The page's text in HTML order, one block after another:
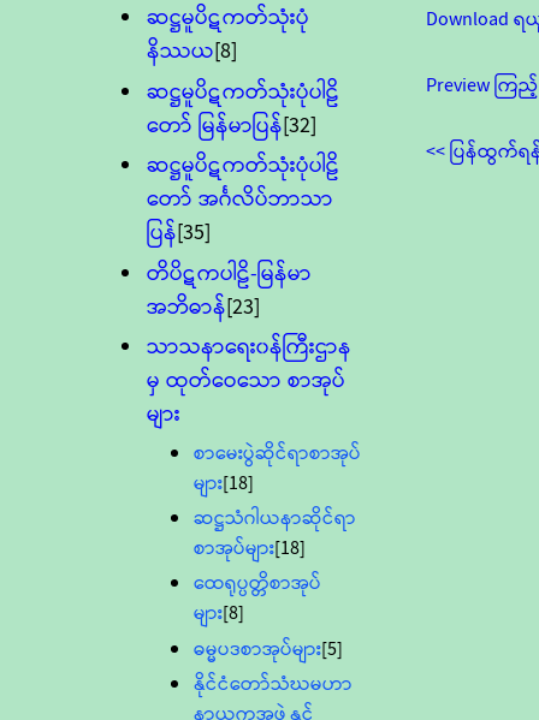
ဆဋ္ဌမူပိဋကတ်သုံးပုံ
နိဿယ[8]
ဆဋ္ဌမူပိဋကတ်သုံးပုံပါဠိ
တော် မြန်မာပြန်[32]
ဆဋ္ဌမူပိဋကတ်သုံးပုံပါဠိ
တော် အင်္ဂလိပ်ဘာသာ
ပြန်[35]
တိပိဋကပါဠိ-မြန်မာ
အဘိဓာန်[23]
သာသနာရေး၀န်ကြီးဌာန
မှ ထုတ်ဝေသော စာအုပ်
များ
စာမေးပွဲဆိုင်ရာစာအုပ်
များ[18]
ဆဋ္ဌသံဂါယနာဆိုင်ရာ
စာအုပ်များ[18]
ထေရုပ္ပတ္တိစာအုပ်
များ[8]
ဓမ္မပဒစာအုပ်များ[5]
နိုင်ငံတော်သံဃမဟာ
Download
Preview ကြ
<< ပြန်ထွက်ရ